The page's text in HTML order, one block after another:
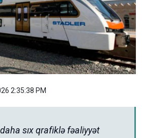
2:35:38 PM
sıx qrafiklə fəaliyyət